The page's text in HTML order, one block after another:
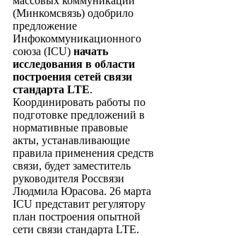
(Минкомсвязь) одобрило
предложение
Инфокоммуникационного
союза (ICU) начать
исследования в области
построения сетей связи
стандарта LTE.
Координировать работы по
подготовке предложений в
нормативные правовые
акты, устанавливающие
правила применения средств
связи, будет заместитель
руководителя Россвязи
Людмила Юрасова. 26 марта
ICU представит регулятору
план построения опытной
сети связи стандарта LTE.